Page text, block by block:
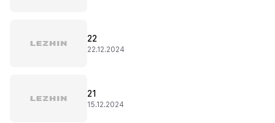
22
22.12.2024
21
15.12.2024